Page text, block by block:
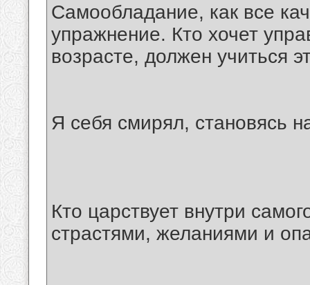
Самообладание, как все
упражнение. Кто хочет
возрасте, должен учиться
Я себя смирял, становясь
Кто царствует внутри
страстями, желаниями и